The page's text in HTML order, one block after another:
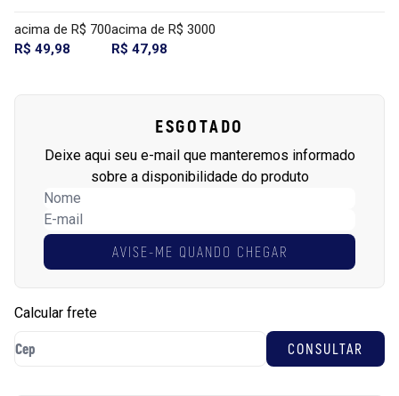
acima de R$ 700
R$ 49,98
acima de R$ 3000
R$ 47,98
ESGOTADO
Deixe aqui seu e-mail que manteremos informado
sobre a disponibilidade do produto
AVISE-ME QUANDO CHEGAR
Calcular frete